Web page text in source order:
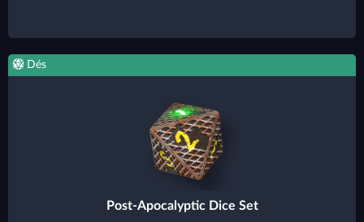
Dés
Post-Apocalyptic Dice Set